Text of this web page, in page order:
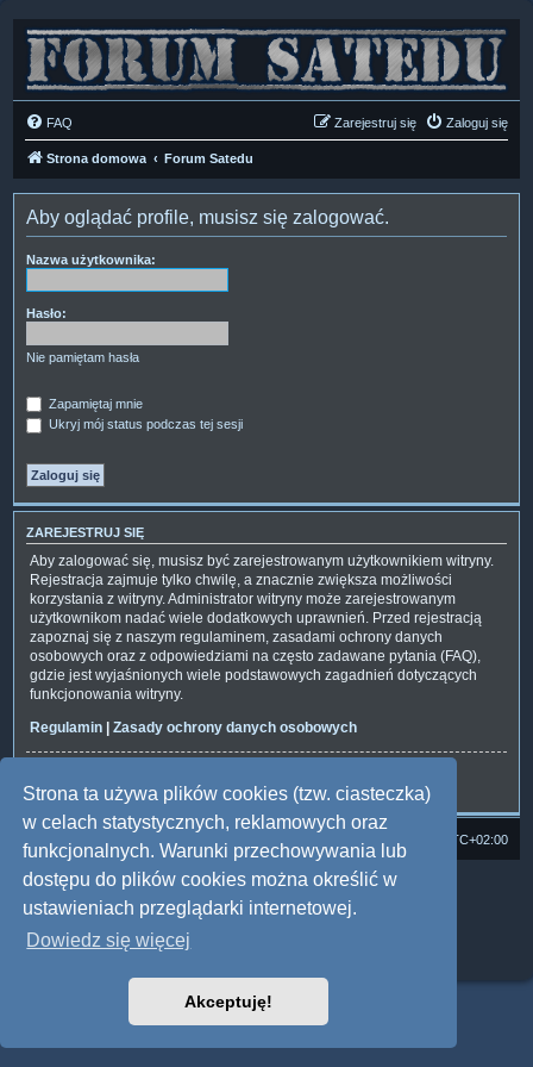
Strona ta używa plików cookies (tzw. ciasteczka)
w celach statystycznych, reklamowych oraz
funkcjonalnych. Warunki przechowywania lub
dostępu do plików cookies można określić w
ustawieniach przeglądarki internetowej.
Dowiedz się więcej
Akceptuję!
FAQ Zaloguj się
Zarejestruj się
Strona domowa Forum Satedu
Aby oglądać profile, musisz się zalogować.
Nazwa użytkownika:
Hasło:
Nie pamiętam hasła
Zapamiętaj mnie
Ukryj mój status podczas tej sesji
ZAREJESTRUJ SIĘ
Aby zalogować się, musisz być zarejestrowanym użytkownikiem witryny.
Rejestracja zajmuje tylko chwilę, a znacznie zwiększa możliwości
korzystania z witryny. Administrator witryny może zarejestrowanym
użytkownikom nadać wiele dodatkowych uprawnień. Przed rejestracją
zapoznaj się z naszym regulaminem, zasadami ochrony danych
osobowych oraz z odpowiedziami na często zadawane pytania (FAQ),
gdzie jest wyjaśnionych wiele podstawowych zagadnień dotyczących
funkcjonowania witryny.
Regulamin | Zasady ochrony danych osobowych
UTC+02:00
Technologię dostarczaphpBB ® Forum Software © phpBB Limited
Polski pakiet językowy dostarczaphpBB.pl
Style: Multi Design by Joyce&Luna
phpBB
Zasady ochrony danych osobowych